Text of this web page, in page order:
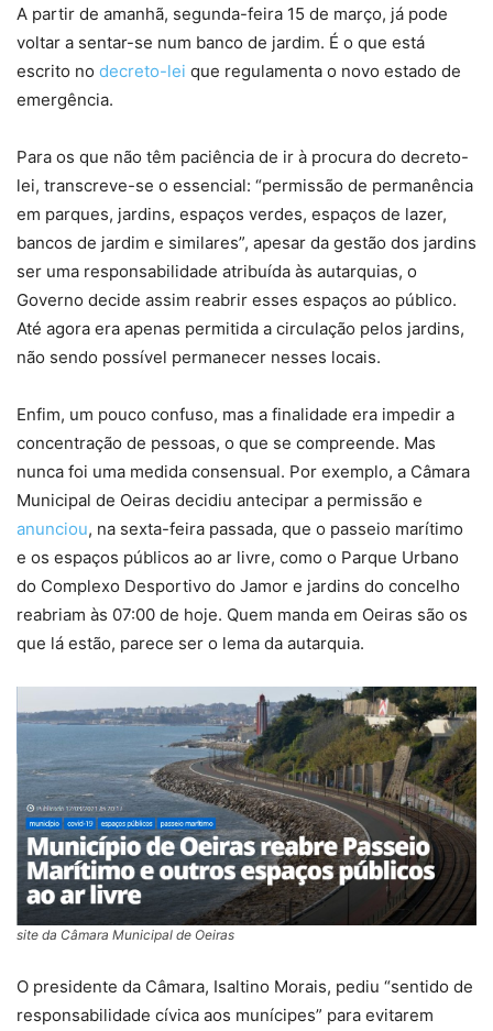
A partir de amanhã, segunda-feira 15 de março, já pode
voltar a sentar-se num banco de jardim. É o que está
escrito no decreto-lei que regulamenta o novo estado de
emergência.
Para os que não têm paciência de ir à procura do decreto-
lei, transcreve-se o essencial: “permissão de permanência
em parques, jardins, espaços verdes, espaços de lazer,
bancos de jardim e similares”, apesar da gestão dos jardins
ser uma responsabilidade atribuída às autarquias, o
Governo decide assim reabrir esses espaços ao público.
Até agora era apenas permitida a circulação pelos jardins,
não sendo possível permanecer nesses locais.
Enfim, um pouco confuso, mas a finalidade era impedir a
concentração de pessoas, o que se compreende. Mas
nunca foi uma medida consensual. Por exemplo, a Câmara
Municipal de Oeiras decidiu antecipar a permissão e
anunciou, na sexta-feira passada, que o passeio marítimo
e os espaços públicos ao ar livre, como o Parque Urbano
do Complexo Desportivo do Jamor e jardins do concelho
reabriam às 07:00 de hoje. Quem manda em Oeiras são os
que lá estão, parece ser o lema da autarquia.
site da Câmara Municipal de Oeiras
O presidente da Câmara, Isaltino Morais, pediu “sentido de
responsabilidade cívica aos munícipes” para evitarem